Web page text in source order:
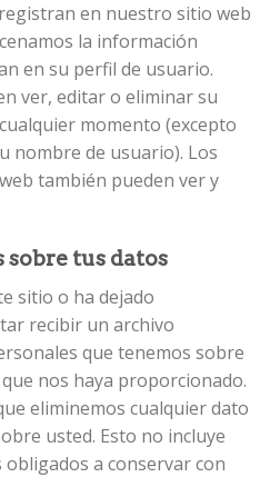
en nuestro sitio web
la información
en su perfil de usuario.
ver, editar o eliminar su
momento (excepto
nombre de usuario). Los
también pueden ver y
sobre tus datos
sitio o ha dejado
recibir un archivo
que tenemos sobre
nos haya proporcionado.
eliminemos cualquier dato
usted. Esto no incluye
a conservar con